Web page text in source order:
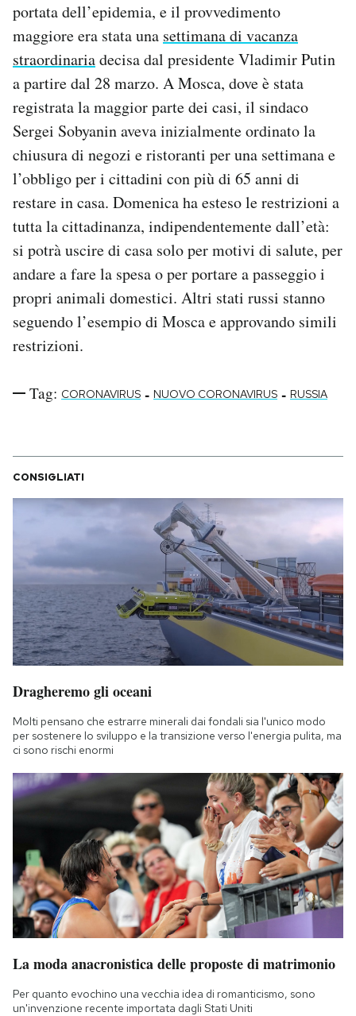
portata dell’epidemia, e il provvedimento
maggiore era stata una settimana di vacanza
straordinariadecisa dal presidente Vladimir Putin
a partire dal 28 marzo. A Mosca, dove è stata
registrata la maggior parte dei casi, il sindaco
Sergei Sobyanin aveva inizialmente ordinato la
chiusura di negozi e ristoranti per una settimana e
l’obbligo per i cittadini con più di 65 anni di
restare in casa. Domenica ha esteso le restrizioni a
tutta la cittadinanza, indipendentemente dall’età:
si potrà uscire di casa solo per motivi di salute, per
andare a fare la spesa o per portare a passeggio i
propri animali domestici. Altri stati russi stanno
seguendo l’esempio di Mosca e approvando simili
restrizioni.
Tag: CORONAVIRUS - NUOVO CORONAVIRUS - RUSSIA
CONSIGLIATI
Dragheremo gli oceani
Molti pensano che estrarre minerali dai fondali sia l'unico modo
per sostenere lo sviluppo e la transizione verso l'energia pulita, ma
ci sono rischi enormi
La moda anacronistica delle proposte di matrimonio
Per quanto evochino una vecchia idea di romanticismo, sono
un'invenzione recente importata dagli Stati Uniti